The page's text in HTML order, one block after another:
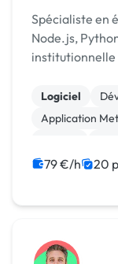
Spécialiste en
Node.js,
institutionnelle
Logiciel
Application
79 €/h 20